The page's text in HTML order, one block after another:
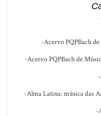
-Acervo PQPBach
-Acervo PQPBach de
-Alma Latina: música das
-